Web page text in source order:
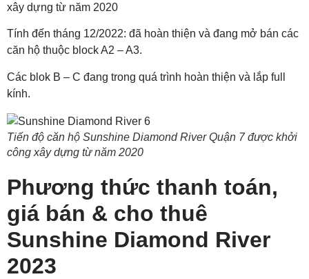
xây dựng từ năm 2020
Tính đến tháng 12/2022: đã hoàn thiện và đang mở bán các
căn hộ thuộc block A2 – A3.
Các blok B – C đang trong quá trình hoàn thiện và lắp full
kính.
Tiến độ căn hộ Sunshine Diamond River Quận 7 được khởi
công xây dựng từ năm 2020
Phương thức thanh toán,
giá bán & cho thuê
Sunshine Diamond River
2023